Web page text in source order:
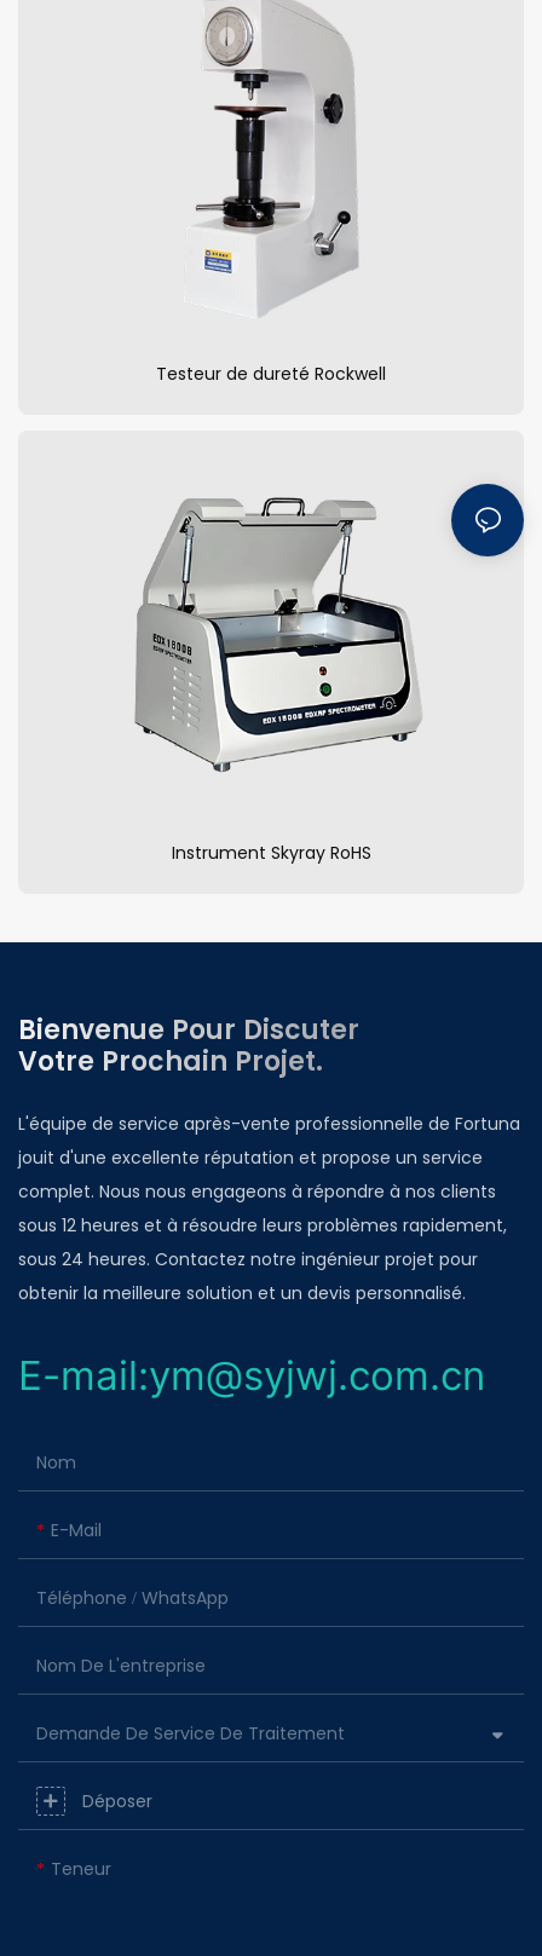
Testeur de dureté Rockwell
Instrument Skyray RoHS
Bienvenue Pour Discuter
Votre Prochain Projet.
L'équipe de service après-vente professionnelle de Fortuna
jouit d'une excellente réputation et propose un service
complet. Nous nous engageons à répondre à nos clients
sous 12 heures et à résoudre leurs problèmes rapidement,
sous 24 heures. Contactez notre ingénieur projet pour
obtenir la meilleure solution et un devis personnalisé.
E-mail:ym@syjwj.com.cn
Nom
E-Mail
Téléphone / WhatsApp
Nom De L'entreprise
Demande De Service De Traitement
Déposer
Teneur